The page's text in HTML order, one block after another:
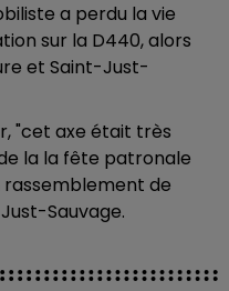
a perdu la vie
sur la D440, alors
et Saint-Just-
"cet axe était très
la la fête patronale
rassemblement de
Sauvage.